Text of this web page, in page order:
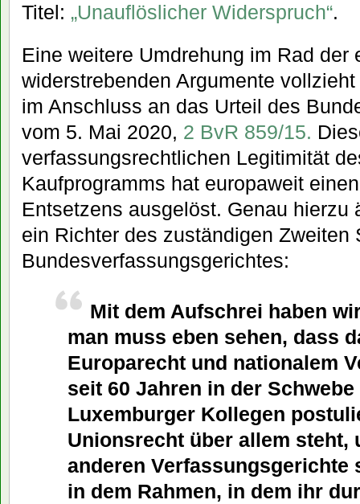
Titel: „Unauflöslicher Widerspruch“.
Eine weitere Umdrehung im Rad der
widerstrebenden Argumente
im Anschluss an das Urteil des
vom 5. Mai 2020, 2 BvR 859/15.
verfassungsrechtlichen Legitimität
Kaufprogramms hat europaweit
Entsetzens ausgelöst. Genau hierzu
ein Richter des zuständigen Zweiten
Bundesverfassungsgerichtes:
Mit dem Aufschrei haben
man muss eben sehen, dass
Europarecht und nationalem
seit 60 Jahren in der Schwebe
Luxemburger Kollegen
Unionsrecht über allem steht,
anderen Verfassungsgerichte
in dem Rahmen, in dem ihr